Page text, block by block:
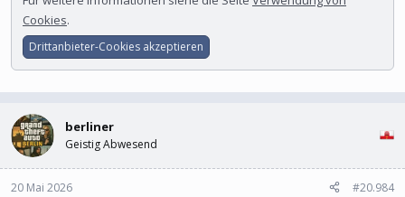
Cookies.
Drittanbieter-Cookies akzeptieren
berliner
Geistig Abwesend
20 Mai 2026 #20.984